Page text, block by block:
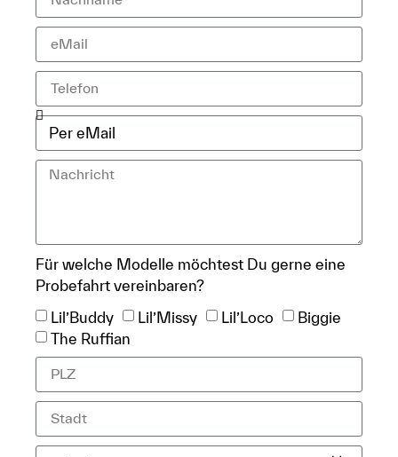
Für welche Modelle möchtest Du gerne eine
Probefahrt vereinbaren?
Lil’Buddy
Lil’Missy Lil’Loco
Biggie
The Ruffian